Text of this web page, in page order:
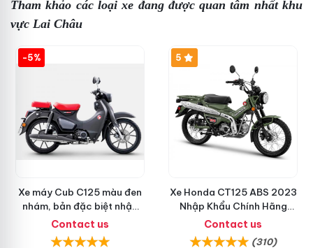
Tham khảo các loại xe đang được quan tâm nhất khu
vực Lai Châu
-5%
Xe máy Cub C125 màu đen
nhám, bản đặc biệt nhập
khẩu Thái lan
Contact us
5
Xe Honda CT125 ABS 2023
Nhập Khẩu Chính Hãng
Thái Lan, Đủ Phụ Kiện Đồ
Chơi
Contact us
(310)